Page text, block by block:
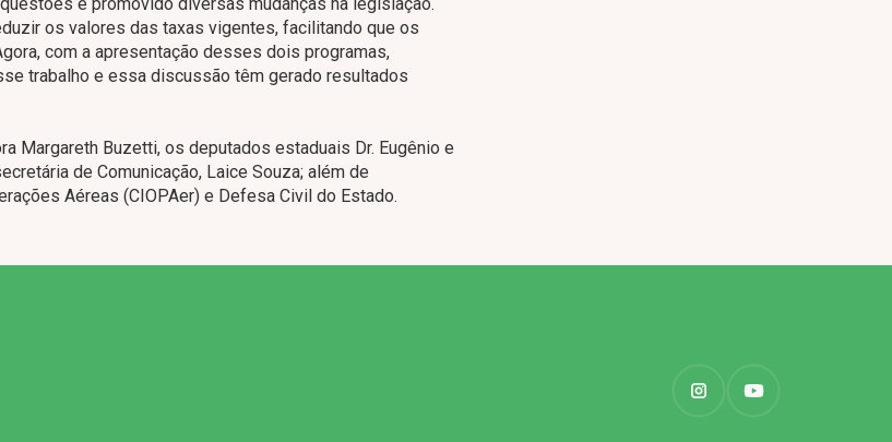
os valores das taxas vigentes, facilitando que os
com a apresentação desses dois programas,
trabalho e essa discussão têm gerado resultados
Margareth Buzetti, os deputados estaduais Dr. Eugênio e
de Comunicação, Laice Souza; além de
Aéreas (CIOPAer) e Defesa Civil do Estado.